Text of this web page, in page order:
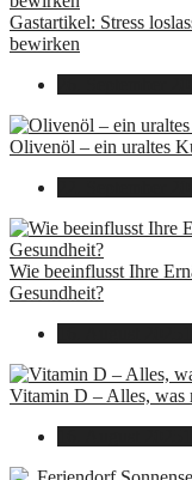
Gastartikel: Stress
bewirken
Olivenöl – ein uraltes
Wie beeinflusst Ihre
Gesundheit?
Vitamin D – Alles, was